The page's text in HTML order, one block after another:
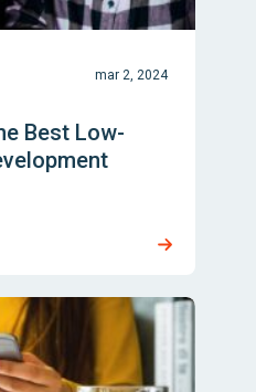
mar 2, 2024
Best Low-